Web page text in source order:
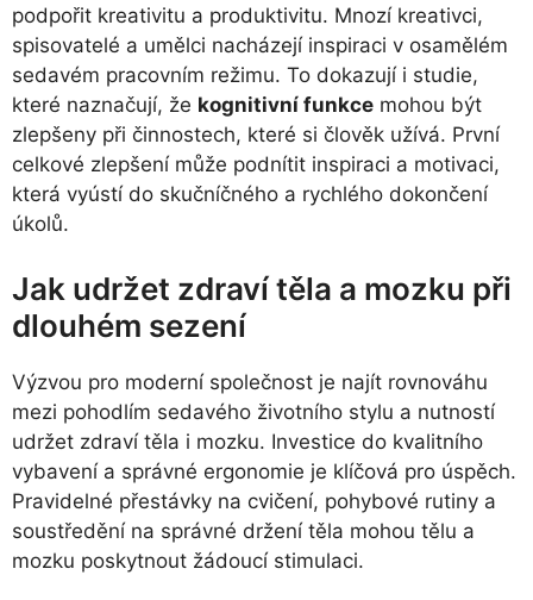
podpořit kreativitu a produktivitu. Mnozí kreativci,
spisovatelé a umělci nacházejí inspiraci v osamělém
sedavém pracovním režimu. To dokazují i studie,
které naznačují, že kognitivní funkce mohou být
zlepšeny při činnostech, které si člověk užívá. První
celkové zlepšení může podnítit inspiraci a motivaci,
která vyústí do skučníčného a rychlého dokončení
úkolů.
Jak udržet zdraví těla a mozku při
dlouhém sezení
Výzvou pro moderní společnost je najít rovnováhu
mezi pohodlím sedavého životního stylu a nutností
udržet zdraví těla i mozku. Investice do kvalitního
vybavení a správné ergonomie je klíčová pro úspěch.
Pravidelné přestávky na cvičení, pohybové rutiny a
soustředění na správné držení těla mohou tělu a
mozku poskytnout žádoucí stimulaci.